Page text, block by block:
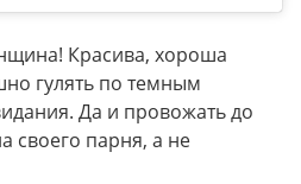
Красива, хороша
гулять по темным
Да и провожать до
своего парня, а не